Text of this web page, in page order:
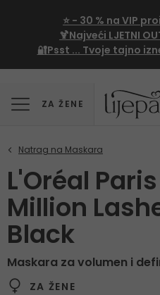
⭐ - 30 % na VIP
🍹Najveći LJETNI
🔐Psst ... Tvoje tajno
ZA ŽENE
L'Oréal
Million
Black
Maskara za volumen i
ZA ŽENE